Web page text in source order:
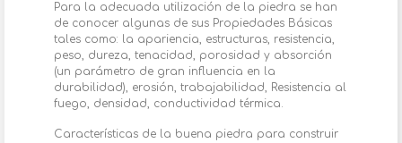
Para la adecuada utilización de la piedra se han
de conocer algunas de sus Propiedades Básicas
tales como: la apariencia, estructuras, resistencia,
peso, dureza, tenacidad, porosidad y absorción
(un parámetro de gran influencia en la
durabilidad), erosión, trabajabilidad, Resistencia al
fuego, densidad, conductividad térmica.
Características de la buena piedra para construir